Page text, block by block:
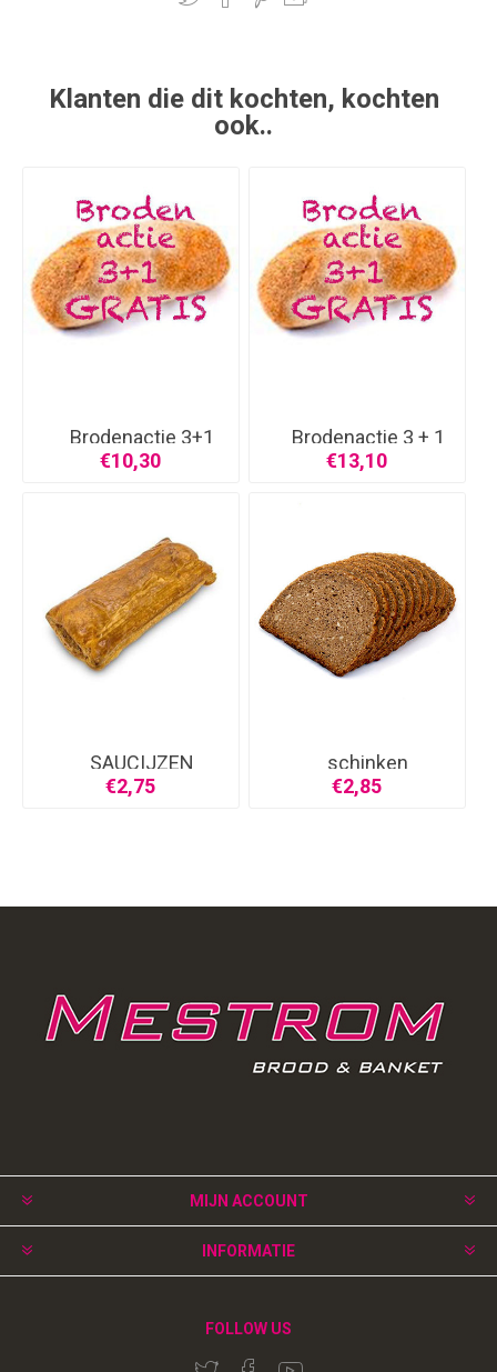
Klanten die dit kochten, kochten
ook..
Brodenactie 3+1
grat
€10,30
Brodenactie 3 + 1
gr
€13,10
SAUCIJZEN
BROODJE
€2,75
schinken
€2,85
MIJN ACCOUNT
INFORMATIE
FOLLOW US